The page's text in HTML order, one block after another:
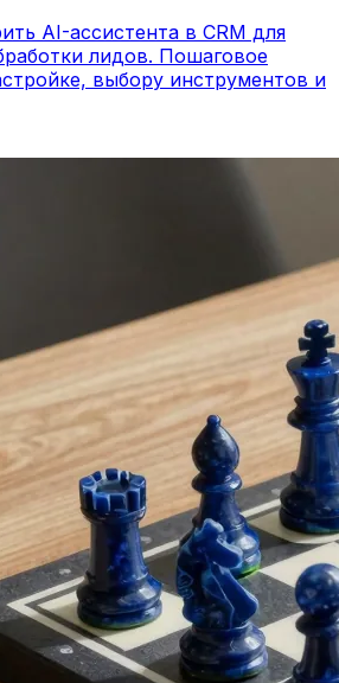
AI-ассистента в CRM для
лидов. Пошаговое
выбору инструментов и